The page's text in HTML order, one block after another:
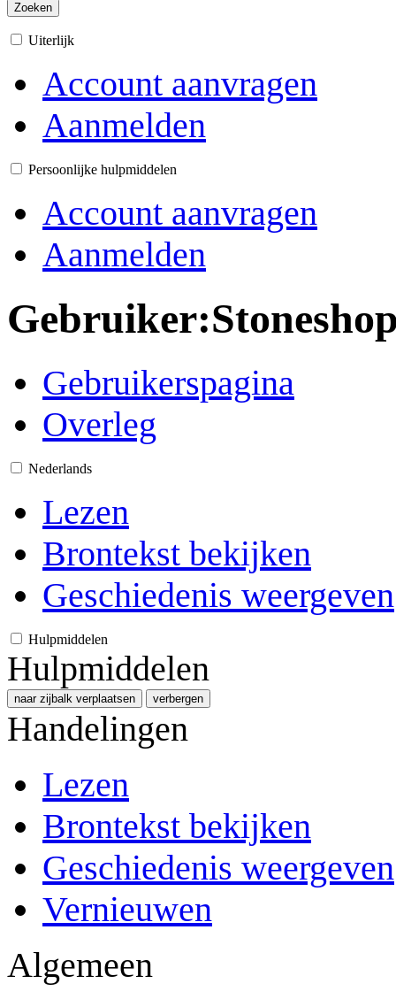
Zoeken
Uiterlijk
Account aanvragen
Aanmelden
Persoonlijke hulpmiddelen
Account aanvragen
Aanmelden
Gebruiker:
Gebruikerspagina
Overleg
Nederlands
Lezen
Brontekst bekijken
Geschiedenis weergeven
Hulpmiddelen
Hulpmiddelen
naar zijbalk verplaatsen verbergen
Handelingen
Lezen
Brontekst bekijken
Geschiedenis weergeven
Vernieuwen
Algemeen